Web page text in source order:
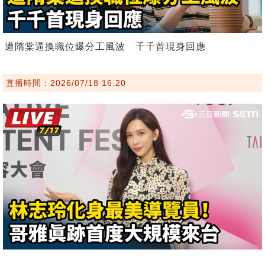
遭隋棠逼換職位爆分工風波 千千首現身回應
直播時間：2026/07/18 16:20